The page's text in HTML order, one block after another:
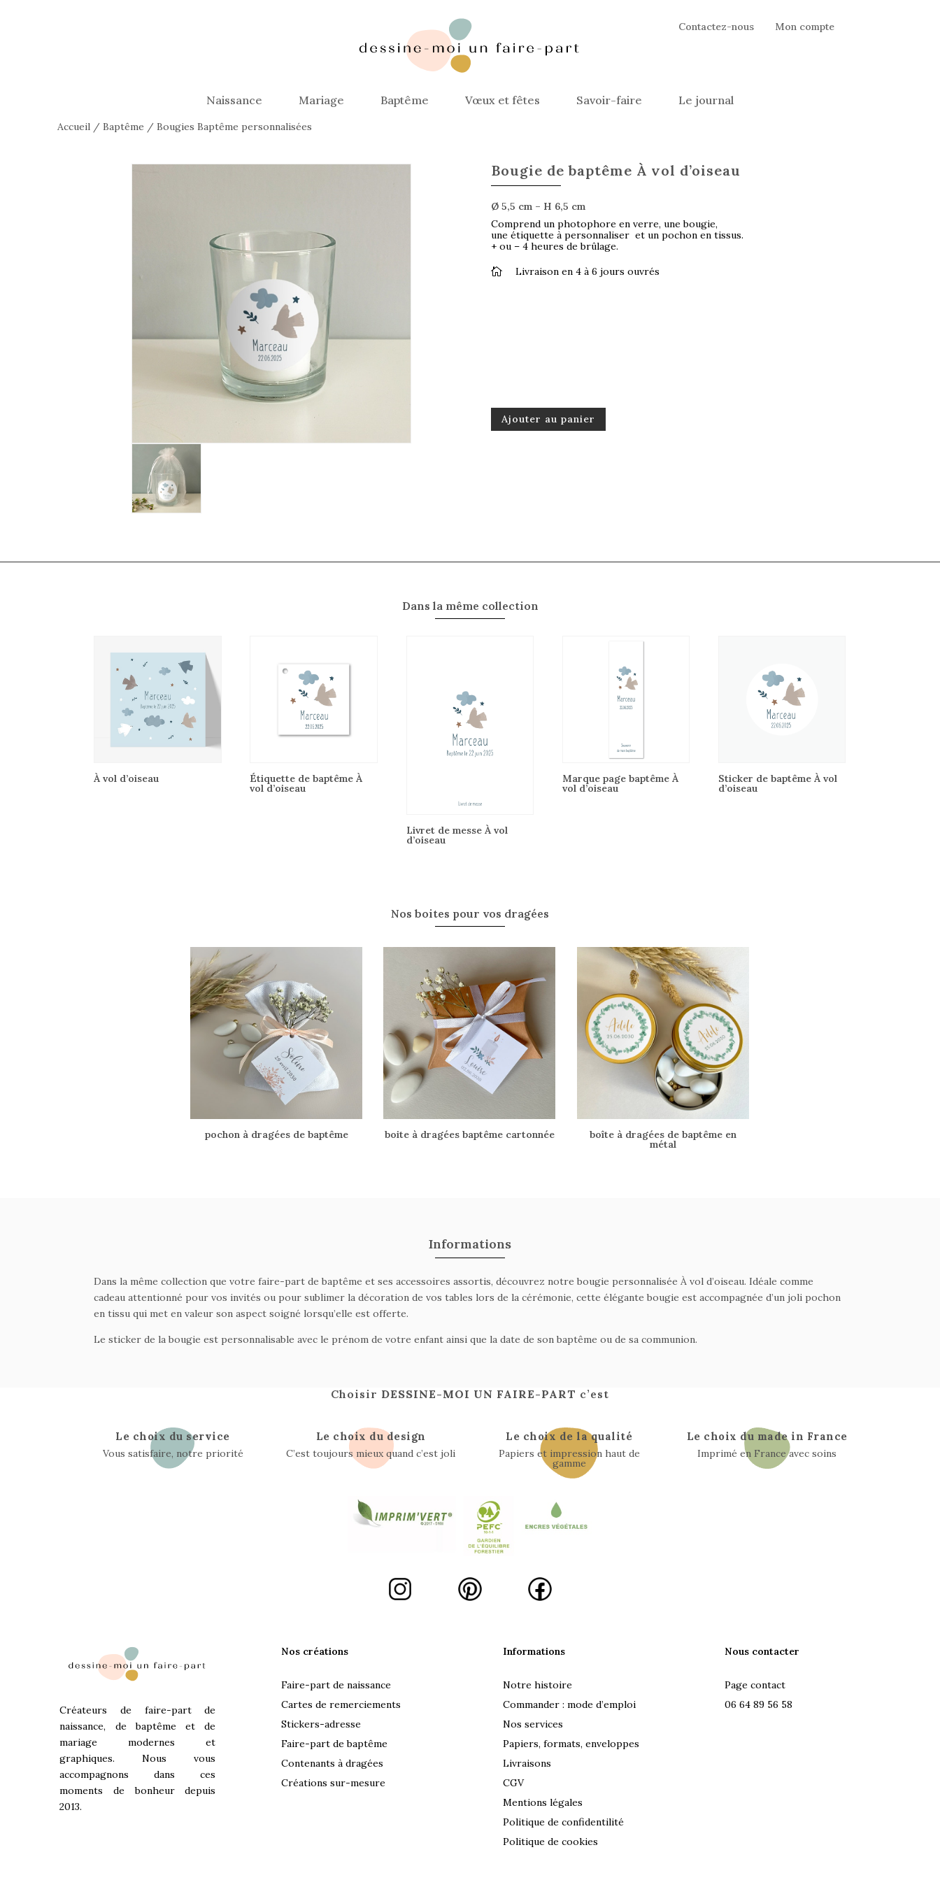
Contactez-nous Mon compte
Naissance Mariage Baptême Vœux et fêtes Savoir-faire Le journal
Accueil / Baptême / Bougies Baptême personnalisées
Bougie de baptême À vol d’oiseau
Ø 5,5 cm – H 6,5 cm
Comprend un photophore en verre, une bougie,
une étiquette à personnaliser et un pochon en tissus.
+ ou – 4 heures de brûlage.
 Livraison en 4 à 6 jours ouvrés
Ajouter au panier
Dans la même collection
À vol d’oiseau Étiquette de baptême À
vol d’oiseau
Livret de messe À vol
d’oiseau
Marque page baptême À
vol d’oiseau
Sticker de baptême À vol
d’oiseau
Nos boites pour vos dragées
pochon à dragées de baptême boite à dragées baptême cartonnée boîte à dragées de baptême en
métal
Informations
Dans la même collection que votre faire-part de baptême et ses accessoires assortis, découvrez notre bougie personnalisée À vol d’oiseau. Idéale comme
cadeau attentionné pour vos invités ou pour sublimer la décoration de vos tables lors de la cérémonie, cette élégante bougie est accompagnée d’un joli pochon
en tissu qui met en valeur son aspect soigné lorsqu’elle est offerte.
Le sticker de la bougie est personnalisable avec le prénom de votre enfant ainsi que la date de son baptême ou de sa communion.
Choisir DESSINE-MOI UN FAIRE-PART c’est
Le choix du service
Vous satisfaire, notre priorité
Le choix du design
C’est toujours mieux quand c’est joli
Le choix de la qualité
Papiers et impression haut de
gamme
Le choix du made in France
Imprimé en France avec soins
Créateurs de faire-part de
naissance, de baptême et de
mariage modernes et
graphiques. Nous vous
accompagnons dans ces
moments de bonheur depuis
2013.
Nos créations
Faire-part de naissance
Cartes de remerciements
Stickers-adresse
Faire-part de baptême
Contenants à dragées
Créations sur-mesure
Informations
Notre histoire
Commander : mode d’emploi
Nos services
Papiers, formats, enveloppes
Livraisons
CGV
Mentions légales
Politique de confidentilité
Politique de cookies
Nous contacter
Page contact
06 64 89 56 58